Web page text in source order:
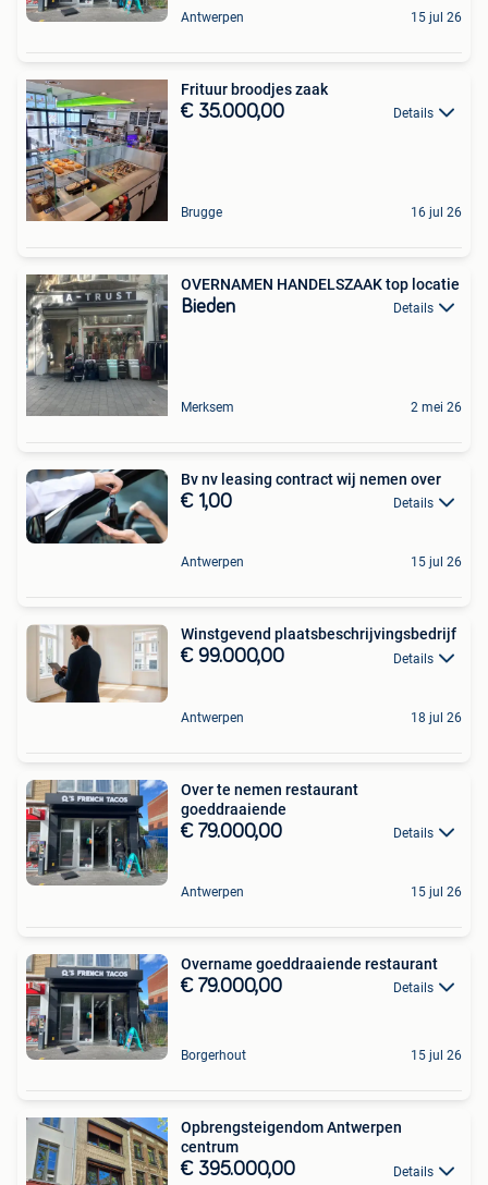
Antwerpen 15 jul 26
Frituur broodjes zaak
€ 35.000,00 Details
Brugge 16 jul 26
OVERNAMEN HANDELSZAAK top locatie
Bieden Details
Merksem 2 mei 26
Bv nv leasing contract wij nemen over
€ 1,00 Details
Antwerpen 15 jul 26
Winstgevend plaatsbeschrijvingsbedrijf
€ 99.000,00 Details
Antwerpen 18 jul 26
Over te nemen restaurant
goeddraaiende
€ 79.000,00 Details
Antwerpen 15 jul 26
Overname goeddraaiende restaurant
€ 79.000,00 Details
Borgerhout 15 jul 26
Opbrengsteigendom Antwerpen
centrum
€ 395.000,00 Details